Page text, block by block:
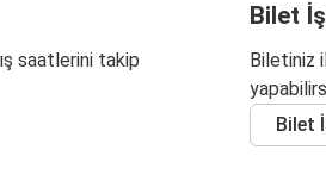
saatlerini takip
Bilet
Biletiniz
Bilet